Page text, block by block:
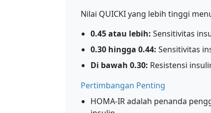
Nilai QUICKI yang lebih tinggi
0.45 atau lebih: Sensitivitas
0.30 hingga 0.44: Sensitivitas
Di bawah 0.30: Resistensi
Pertimbangan Penting
HOMA-IR adalah penanda